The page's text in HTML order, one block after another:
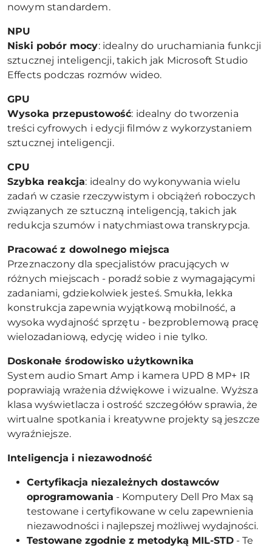
nowym standardem.
NPU
Niski pobór mocy: idealny do uruchamiania funkcji
sztucznej inteligencji, takich jak Microsoft Studio
Effects podczas rozmów wideo.
GPU
Wysoka przepustowość: idealny do tworzenia
treści cyfrowych i edycji filmów z wykorzystaniem
sztucznej inteligencji.
CPU
Szybka reakcja: idealny do wykonywania wielu
zadań w czasie rzeczywistym i obciążeń roboczych
związanych ze sztuczną inteligencją, takich jak
redukcja szumów i natychmiastowa transkrypcja.
Pracować z dowolnego miejsca
Przeznaczony dla specjalistów pracujących w
różnych miejscach - poradź sobie z wymagającymi
zadaniami, gdziekolwiek jesteś. Smukła, lekka
konstrukcja zapewnia wyjątkową mobilność, a
wysoka wydajność sprzętu - bezproblemową pracę
wielozadaniową, edycję wideo i nie tylko.
Doskonałe środowisko użytkownika
System audio Smart Amp i kamera UPD 8 MP+ IR
poprawiają wrażenia dźwiękowe i wizualne. Wyższa
klasa wyświetlacza i ostrość szczegółów sprawia, że
wirtualne spotkania i kreatywne projekty są jeszcze
wyraźniejsze.
Inteligencja i niezawodność
Certyfikacja niezależnych dostawców
oprogramowania - Komputery Dell Pro Max są
testowane i certyfikowane w celu zapewnienia
niezawodności i najlepszej możliwej wydajności.
Testowane zgodnie z metodyką MIL-STD - Te